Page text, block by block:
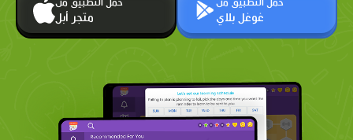
حمّل التطبيق من
متجر أبل
حمّل التطبيق من
غوغل بلاي